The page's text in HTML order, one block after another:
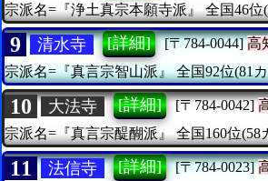
宗派名=『浄土真宗本願寺派』
全国46位
9 清水寺 [詳細] [〒784-0044] 高
宗派名=『真言宗智山派』 全国92位(81
10 大法寺 [詳細] [〒784-0042]
宗派名=『真言宗醍醐派』
全国160位(58
11 法信寺 [詳細] [〒784-0023]